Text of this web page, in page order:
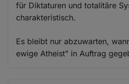
für Diktaturen und totalitäre
charakteristisch.
Es bleibt nur abzuwarten,
ewige Atheist" in Auftrag